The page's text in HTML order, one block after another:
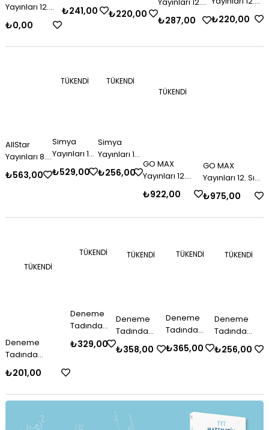
Yayınları 12.
Grubu (AYT)
₺0,00
Sınıf Fizik
(AYT) Soru
Bankası
₺241,00
Sınıf Kimya
(TYT) Soru
₺220,00
Sınıf
Matematik
Bankası
₺287,00
Coğrafya
Bankası
₺220,00
AllStar
Yayınları 8.
Sınıf
Matematik
Sınavı
₺563,00
TÜKENDI
Simya
Yayınları 12.
Sınıf
Matematik
₺529,00
TÜKENDI
Simya
Yayınları 12.
Sınıf
Matematik
₺256,00
TÜKENDI
GO MAX
Yayınları 12.
Sınıf Geometri
(TYT) Konu
₺922,00
GO MAX
Yayınları 12. Sınıf
Matematik
(TYT) Konu
₺975,00
TÜKENDI
Deneme
Tadında
Yayınları 8. Sınıf
T.C. İnkılap Tarihi
(LGS) Soru
₺201,00
TÜKENDI
Deneme
Tadında
Yayınları 8.
Sınıf Türkçe
₺329,00
TÜKENDI
Deneme
Tadında
Yayınları 8.
Sınıf Fen
Bankası
₺358,00
TÜKENDI
Deneme
Tadında
Yayınları 8.
Sınıf
₺365,00
TÜKENDI
Deneme
Tadında
Yayınları 12.
Sınıf
Bankası
₺256,00